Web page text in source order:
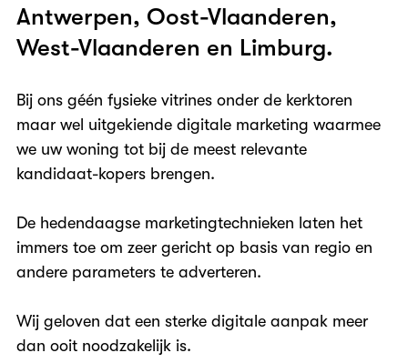
Antwerpen, Oost-Vlaanderen,
West-Vlaanderen en Limburg.
Bij ons géén fysieke vitrines onder de kerktoren
maar wel uitgekiende digitale marketing waarmee
we uw woning tot bij de meest relevante
kandidaat-kopers brengen.
De hedendaagse marketingtechnieken laten het
immers toe om zeer gericht op basis van regio en
andere parameters te adverteren.
Wij geloven dat een sterke digitale aanpak meer
dan ooit noodzakelijk is.